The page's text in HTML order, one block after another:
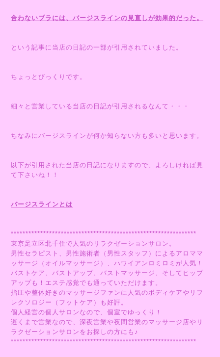
合わないブラには、バージスラインの見直しが効果的だった。
という記事に当店の日記の一部が引用されていました。
ちょっとびっくりです。
細々と営業している当店の日記が引用されるなんて・・・
ちなみにバージスラインが何か知らない方も多いと思います。
以下が引用された当店の日記になりますので、よろしければ見
て下さいね！！
バージスラインとは
***************************************************************
東京足立区北千住で人気のリラクゼーションサロン。
男性セラピスト、男性施術者（男性スタッフ）によるアロママ
ッサージ（オイルマッサージ）、ハワイアンロミロミが人気！
バストケア、バストアップ、バストマッサージ、そしてヒップ
アップも！エステ感覚でも通っていただけます。
指圧や整体好きのマッサージファンに人気のボディケアやリフ
レクソロジー（フットケア）も好評。
個人経営の個人サロンなので、個室でゆっくり！
遅くまで営業なので、深夜営業や夜間営業のマッサージ店やリ
ラクゼーションサロンをお探しの方にも♪
***************************************************************